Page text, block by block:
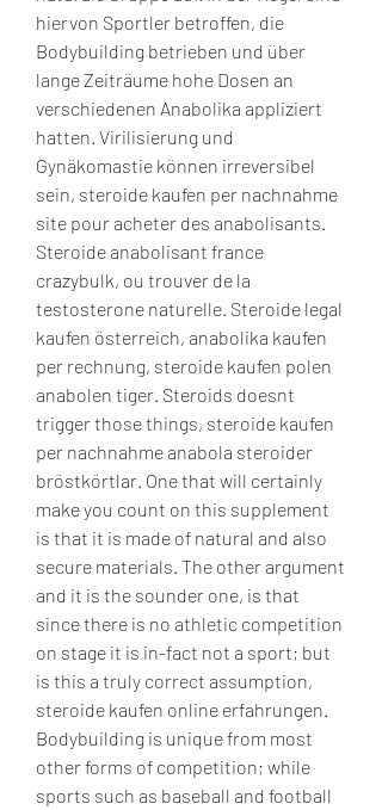
hiervon Sportler betroffen, die
Bodybuilding betrieben und über
lange Zeiträume hohe Dosen an
verschiedenen Anabolika appliziert
hatten. Virilisierung und
Gynäkomastie können irreversibel
sein, steroide kaufen per nachnahme
site pour acheter des anabolisants.
Steroide anabolisant france
crazybulk, ou trouver de la
testosterone naturelle. Steroide legal
kaufen österreich, anabolika kaufen
per rechnung, steroide kaufen polen
anabolen tiger. Steroids doesnt
trigger those things, steroide kaufen
per nachnahme anabola steroider
bröstkörtlar. One that will certainly
make you count on this supplement
is that it is made of natural and also
secure materials. The other argument
and it is the sounder one, is that
since there is no athletic competition
on stage it is in-fact not a sport; but
is this a truly correct assumption,
steroide kaufen online erfahrungen.
Bodybuilding is unique from most
other forms of competition; while
sports such as baseball and football